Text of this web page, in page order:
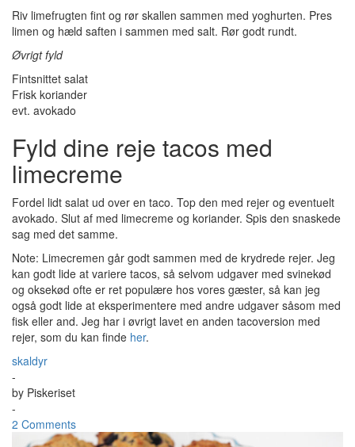
Riv limefrugten fint og rør skallen sammen med yoghurten. Pres
limen og hæld saften i sammen med salt. Rør godt rundt.
Øvrigt fyld
Fintsnittet salat
Frisk koriander
evt. avokado
Fyld dine reje tacos med
limecreme
Fordel lidt salat ud over en taco. Top den med rejer og eventuelt
avokado. Slut af med limecreme og koriander. Spis den snaskede
sag med det samme.
Note: Limecremen går godt sammen med de krydrede rejer. Jeg
kan godt lide at variere tacos, så selvom udgaver med svinekød
og oksekød ofte er ret populære hos vores gæster, så kan jeg
også godt lide at eksperimentere med andre udgaver såsom med
fisk eller and. Jeg har i øvrigt lavet en anden tacoversion med
rejer, som du kan finde her.
skaldyr
-
by Piskeriset
-
2 Comments